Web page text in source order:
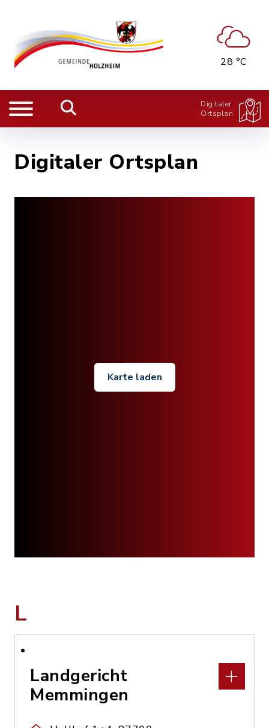
28 °C
Digitaler
Ortsplan
Digitaler Ortsplan
Karte laden
L
Landgericht
Memmingen